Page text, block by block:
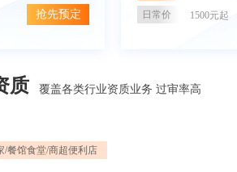
抢先预定 日常价 1500元起
质 覆盖各类行业资质业务 过审率高
/餐馆食堂/商超便利店